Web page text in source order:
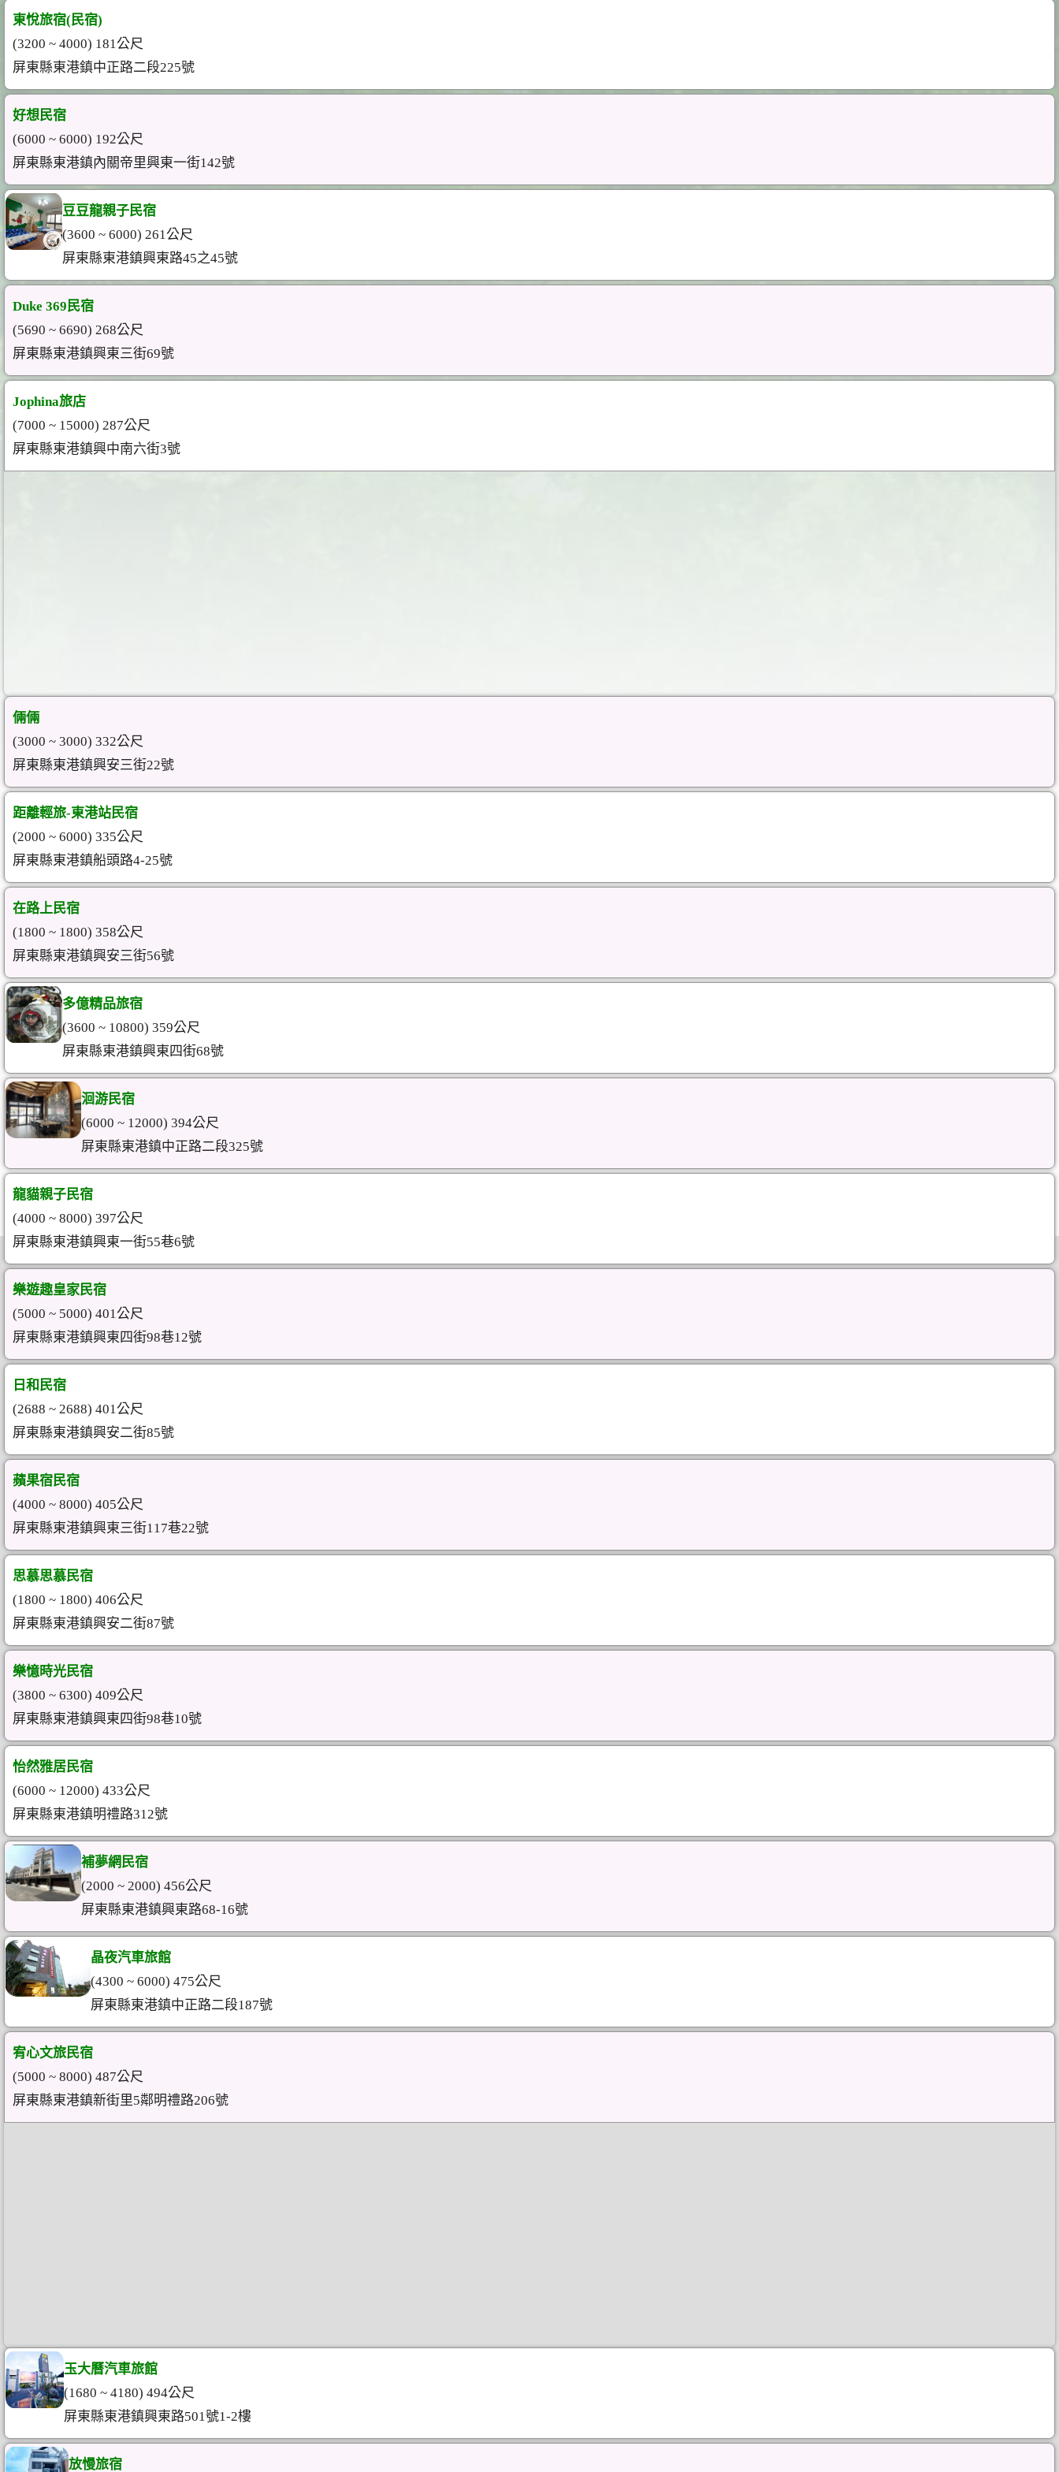
東悅旅宿(民宿)
(3200 ~ 4000) 181公尺
屏東縣東港鎮中正路二段225號
好想民宿
(6000 ~ 6000) 192公尺
屏東縣東港鎮內關帝里興東一街142號
豆豆龍親子民宿
(3600 ~ 6000) 261公尺
屏東縣東港鎮興東路45之45號
Duke 369民宿
(5690 ~ 6690) 268公尺
屏東縣東港鎮興東三街69號
Jophina旅店
(7000 ~ 15000) 287公尺
屏東縣東港鎮興中南六街3號
倆倆
(3000 ~ 3000) 332公尺
屏東縣東港鎮興安三街22號
距離輕旅-東港站民宿
(2000 ~ 6000) 335公尺
屏東縣東港鎮船頭路4-25號
在路上民宿
(1800 ~ 1800) 358公尺
屏東縣東港鎮興安三街56號
多億精品旅宿
(3600 ~ 10800) 359公尺
屏東縣東港鎮興東四街68號
洄游民宿
(6000 ~ 12000) 394公尺
屏東縣東港鎮中正路二段325號
龍貓親子民宿
(4000 ~ 8000) 397公尺
屏東縣東港鎮興東一街55巷6號
樂遊趣皇家民宿
(5000 ~ 5000) 401公尺
屏東縣東港鎮興東四街98巷12號
日和民宿
(2688 ~ 2688) 401公尺
屏東縣東港鎮興安二街85號
蘋果宿民宿
(4000 ~ 8000) 405公尺
屏東縣東港鎮興東三街117巷22號
思慕思慕民宿
(1800 ~ 1800) 406公尺
屏東縣東港鎮興安二街87號
樂憶時光民宿
(3800 ~ 6300) 409公尺
屏東縣東港鎮興東四街98巷10號
怡然雅居民宿
(6000 ~ 12000) 433公尺
屏東縣東港鎮明禮路312號
補夢網民宿
(2000 ~ 2000) 456公尺
屏東縣東港鎮興東路68-16號
晶夜汽車旅館
(4300 ~ 6000) 475公尺
屏東縣東港鎮中正路二段187號
宥心文旅民宿
(5000 ~ 8000) 487公尺
屏東縣東港鎮新街里5鄰明禮路206號
玉大曆汽車旅館
(1680 ~ 4180) 494公尺
屏東縣東港鎮興東路501號1-2樓
放慢旅宿